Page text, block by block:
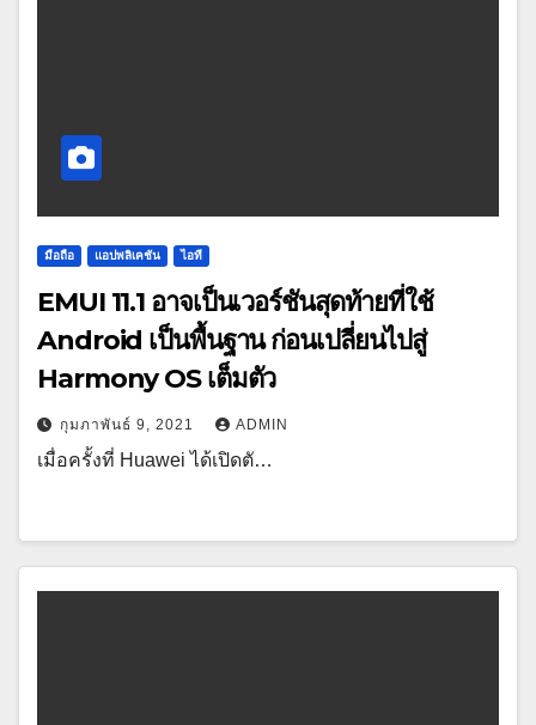
มือถือ แอปพลิเคชัน ไอที
EMUI 11.1 อาจเป็นเวอร์ชันสุดท้ายที่ใช้
Android เป็นพื้นฐาน ก่อนเปลี่ยนไปสู่
Harmony OS เต็มตัว
กุมภาพันธ์ 9, 2021 ADMIN
เมื่อครั้งที่ Huawei ได้เปิดตั…